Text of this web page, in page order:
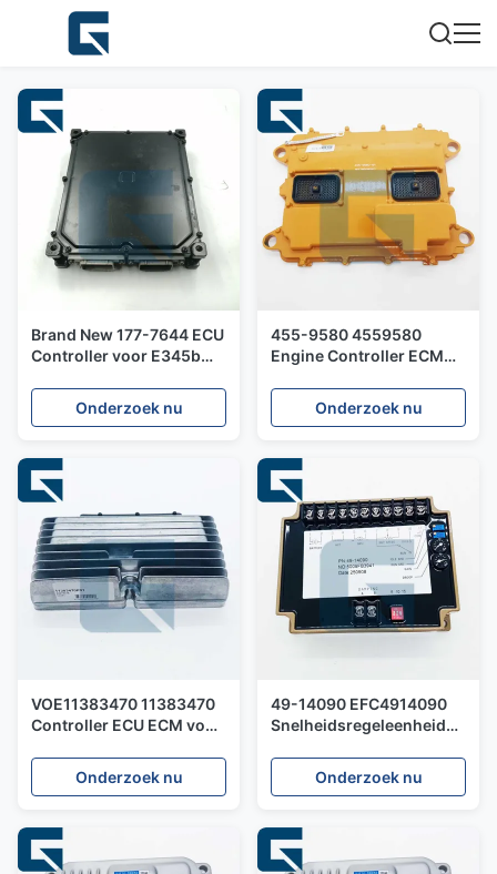
Brand New 177-7644 ECU
Controller voor E345b
rijke voorraad
Onderzoek nu
455-9580 4559580
Engine Controller ECM
Onderzoek nu
VOE11383470 11383470
Controller ECU ECM voor
Onderzoek nu
49-14090 EFC4914090
Snelheidsregeleenheid
Onderzoek nu